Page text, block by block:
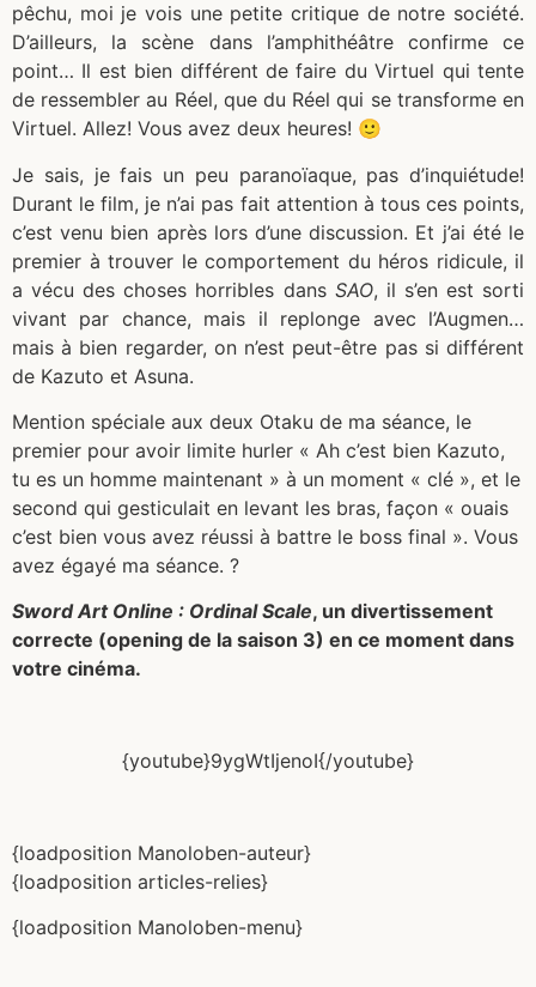
pêchu, moi je vois une petite critique de notre société.
D’ailleurs, la scène dans l’amphithéâtre confirme ce
point… Il est bien différent de faire du Virtuel qui tente
de ressembler au Réel, que du Réel qui se transforme en
Virtuel. Allez! Vous avez deux heures! 🙂
Je sais, je fais un peu paranoïaque, pas d’inquiétude!
Durant le film, je n’ai pas fait attention à tous ces points,
c’est venu bien après lors d’une discussion. Et j’ai été le
premier à trouver le comportement du héros ridicule, il
a vécu des choses horribles dans SAO, il s’en est sorti
vivant par chance, mais il replonge avec l’Augmen…
mais à bien regarder, on n’est peut-être pas si différent
de Kazuto et Asuna.
Mention spéciale aux deux Otaku de ma séance, le
premier pour avoir limite hurler « Ah c’est bien Kazuto,
tu es un homme maintenant » à un moment « clé », et le
second qui gesticulait en levant les bras, façon « ouais
c’est bien vous avez réussi à battre le boss final ». Vous
avez égayé ma séance. ?
Sword Art Online : Ordinal Scale, un divertissement
correcte (opening de la saison 3) en ce moment dans
votre cinéma.
{youtube}9ygWtIjenoI{/youtube}
{loadposition Manoloben-auteur}
{loadposition articles-relies}
{loadposition Manoloben-menu}